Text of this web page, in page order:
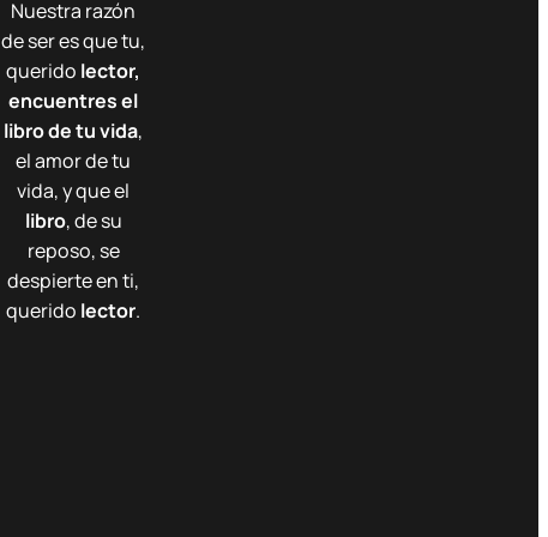
Nuestra razón
de ser es que tu,
querido lector,
encuentres el
libro de tu vida,
el amor de tu
vida, y que el
libro, de su
reposo, se
despierte en ti,
querido lector.